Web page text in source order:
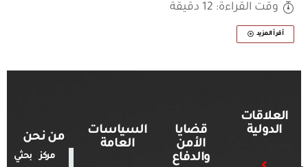
وقت القراءة: 12 دقيقة
أقرأ المزيد
العلاقات
الدولية
قضايا
الأمن
والدفاع
السياسات
العامة
من نحن
مركز بحثي